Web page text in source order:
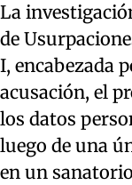
La
de
I, encabezada
acusación, el
los datos
luego de una
en un